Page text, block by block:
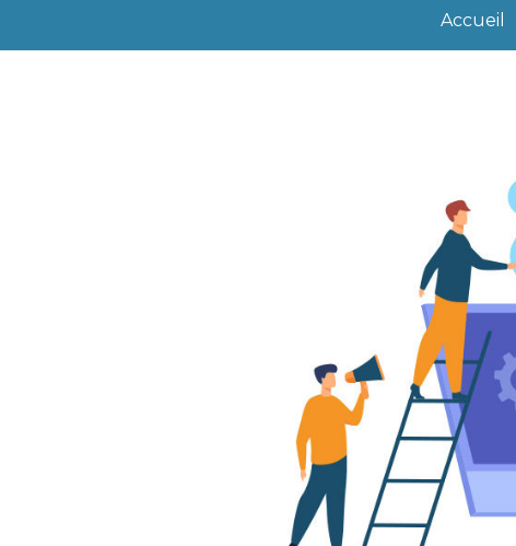
Accueil